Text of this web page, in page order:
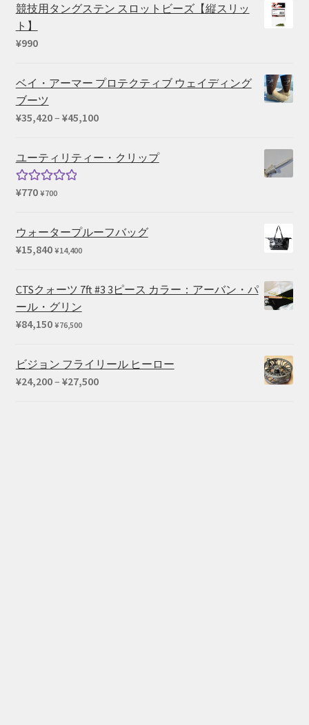
競技用タングステン スロットビーズ【縦スリッ
ト】
¥990
ベイ・アーマー プロテクティブ ウェイディング
ブーツ
¥35,420– ¥45,100価
ユーティリティー・クリップ
5段階中
¥770 ¥700
ウォータープルーフバッグ
¥15,840 ¥14,400
CTSクォーツ 7ft #3 3ピース カラー：アーバン・パ
ール・グリン
¥84,150 ¥76,500
ビジョン フライリール ヒーロー
¥24,200– ¥27,500価